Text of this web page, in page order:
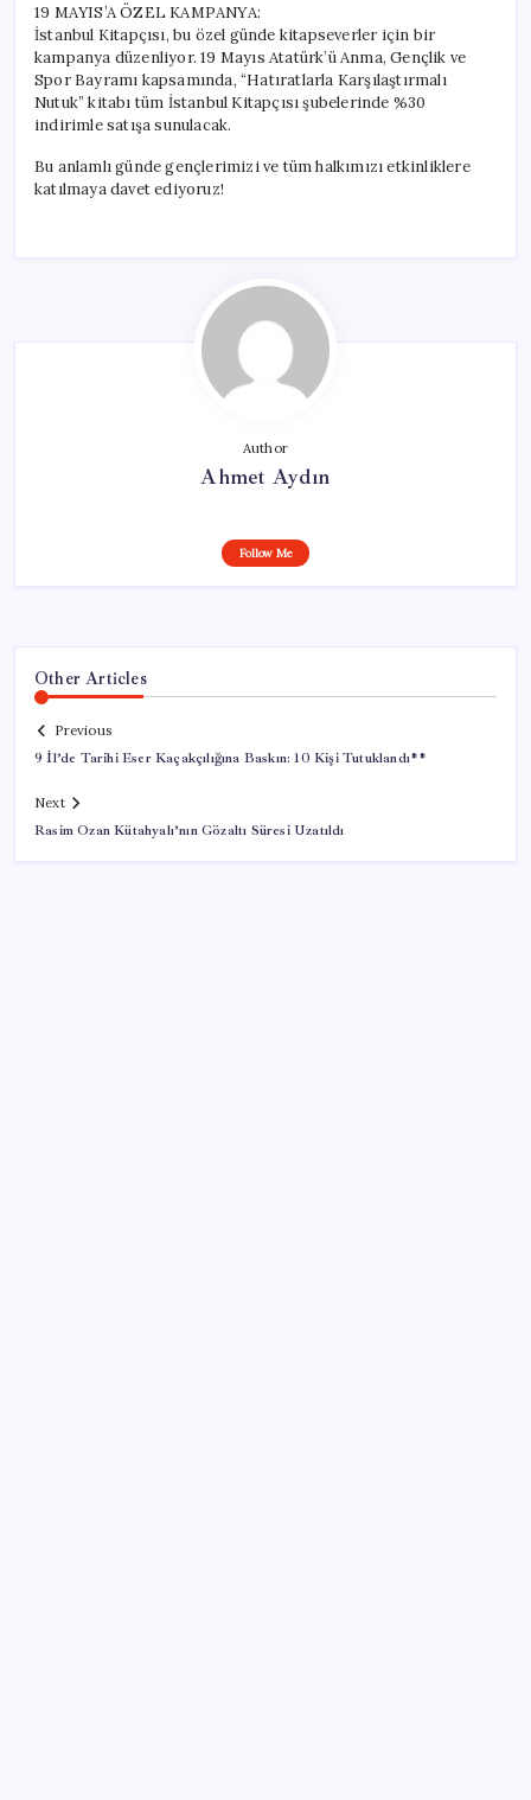
19 MAYIS’A ÖZEL KAMPANYA:
İstanbul Kitapçısı, bu özel günde kitapseverler için bir
kampanya düzenliyor. 19 Mayıs Atatürk’ü Anma, Gençlik ve
Spor Bayramı kapsamında, “Hatıratlarla Karşılaştırmalı
Nutuk” kitabı tüm İstanbul Kitapçısı şubelerinde %30
indirimle satışa sunulacak.
Bu anlamlı günde gençlerimizi ve tüm halkımızı etkinliklere
katılmaya davet ediyoruz!
Author
Ahmet Aydın
Follow Me
Other Articles
Previous
9 İl’de Tarihi Eser Kaçakçılığına Baskın: 10 Kişi Tutuklandı**
Next
Rasim Ozan Kütahyalı’nın Gözaltı Süresi Uzatıldı